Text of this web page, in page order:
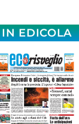
IN EDICOLA